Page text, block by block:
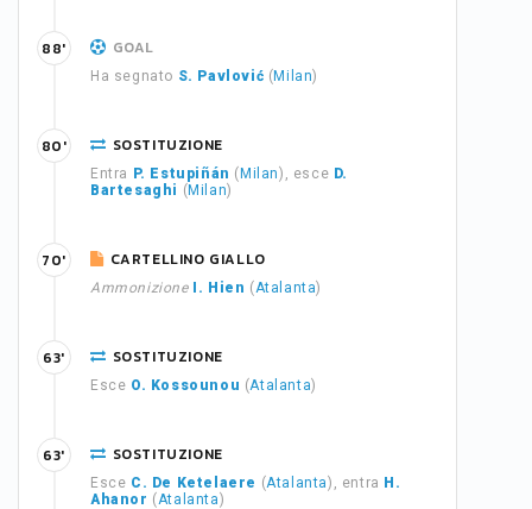
GOAL
Ha segnato S. Pavlović ( Milan)
88'
SOSTITUZIONE
Entra P. Estupiñán ( Milan), esce D.
Bartesaghi ( Milan)
80'
CARTELLINO GIALLO
Ammonizione I. Hien (Atalanta)
70'
SOSTITUZIONE
Esce O. Kossounou (Atalanta)
63'
SOSTITUZIONE
Esce C. De Ketelaere (Atalanta), entra H.
Ahanor (Atalanta)
63'